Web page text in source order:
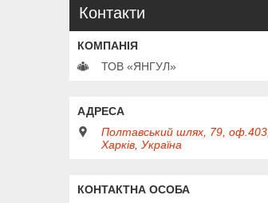
Контакти
ТОВ «ЯНГУЛ»
Полтавський шлях, 79, оф.403,
Харків, Україна